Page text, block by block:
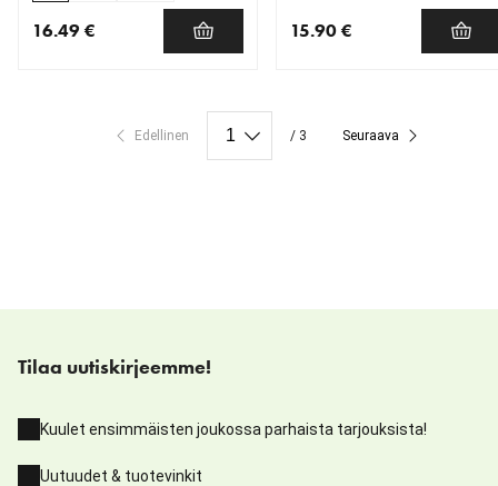
16.49 € 15.90 €
Edellinen / 3 Seuraava
Tilaa uutiskirjeemme!
Kuulet ensimmäisten joukossa parhaista tarjouksista!
Uutuudet & tuotevinkit